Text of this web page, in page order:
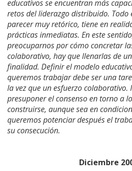
educativos se encuentran más
retos del liderazgo distribuido. Todo
parecer muy retórico, tiene en
prácticas inmediatas. En este
preocuparnos por cómo concretar
colaborativo, hay que llenarlas de
finalidad. Definir el modelo
queremos trabajar debe ser una
la vez que un esfuerzo colaborativo.
presuponer el consenso en torno a
construirse, aunque sea en
queremos potenciar después el
su consecución.
Diciembre